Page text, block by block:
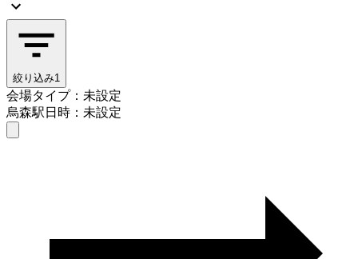
絞り込み1
会場タイプ：未設定
烏森駅日時：未設定